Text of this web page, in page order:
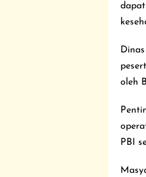
oleh
PBI